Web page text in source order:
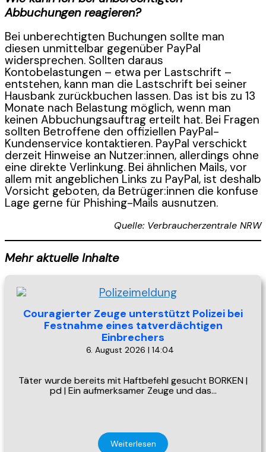
Abbuchungen reagieren?
Bei unberechtigten Buchungen sollte man
diesen unmittelbar gegenüber PayPal
widersprechen. Sollten daraus
Kontobelastungen – etwa per Lastschrift –
entstehen, kann man die Lastschrift bei seiner
Hausbank zurückbuchen lassen. Das ist bis zu 13
Monate nach Belastung möglich, wenn man
keinen Abbuchungsauftrag erteilt hat. Bei Fragen
sollten Betroffene den offiziellen PayPal-
Kundenservice kontaktieren. PayPal verschickt
derzeit Hinweise an Nutzer:innen, allerdings ohne
eine direkte Verlinkung. Bei ähnlichen Mails, vor
allem mit angeblichen Links zu PayPal, ist deshalb
Vorsicht geboten, da Betrüger:innen die konfuse
Lage gerne für Phishing-Mails ausnutzen.
Quelle: Verbraucherzentrale NRW
Mehr aktuelle Inhalte
Couragierter Zeuge unterstützt Polizei bei
Festnahme eines tatverdächtigen
Einbrechers
6. August 2026 | 14:04
Täter wurde bereits mit Haftbefehl gesucht BORKEN |
pd | Ein aufmerksamer Zeuge und das…
Weiterlesen